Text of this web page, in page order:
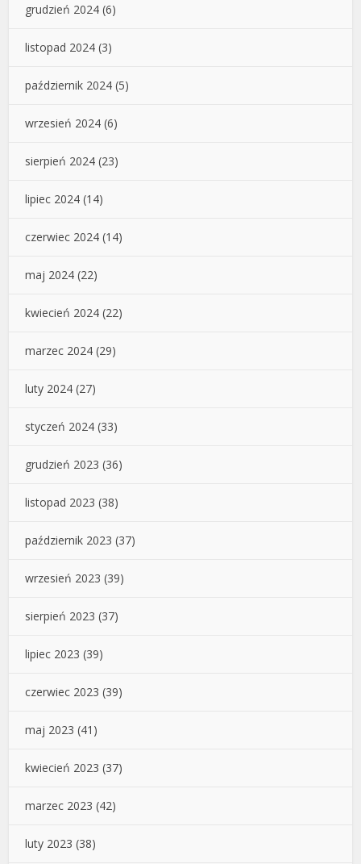
grudzień 2024 (6)
listopad 2024 (3)
październik 2024 (5)
wrzesień 2024 (6)
sierpień 2024 (23)
lipiec 2024 (14)
czerwiec 2024 (14)
maj 2024 (22)
kwiecień 2024 (22)
marzec 2024 (29)
luty 2024 (27)
styczeń 2024 (33)
grudzień 2023 (36)
listopad 2023 (38)
październik 2023 (37)
wrzesień 2023 (39)
sierpień 2023 (37)
lipiec 2023 (39)
czerwiec 2023 (39)
maj 2023 (41)
kwiecień 2023 (37)
marzec 2023 (42)
luty 2023 (38)